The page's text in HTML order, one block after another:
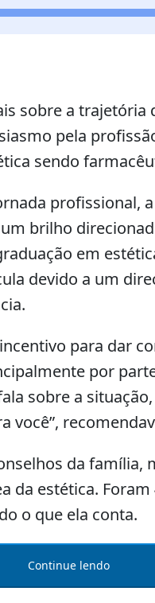
sobre a trajetória
pela
sendo
profissional,
brilho
em
devido a um
para dar
por
sobre a situação,
você”,
da família,
da estética.
o que ela conta.
Continue lendo